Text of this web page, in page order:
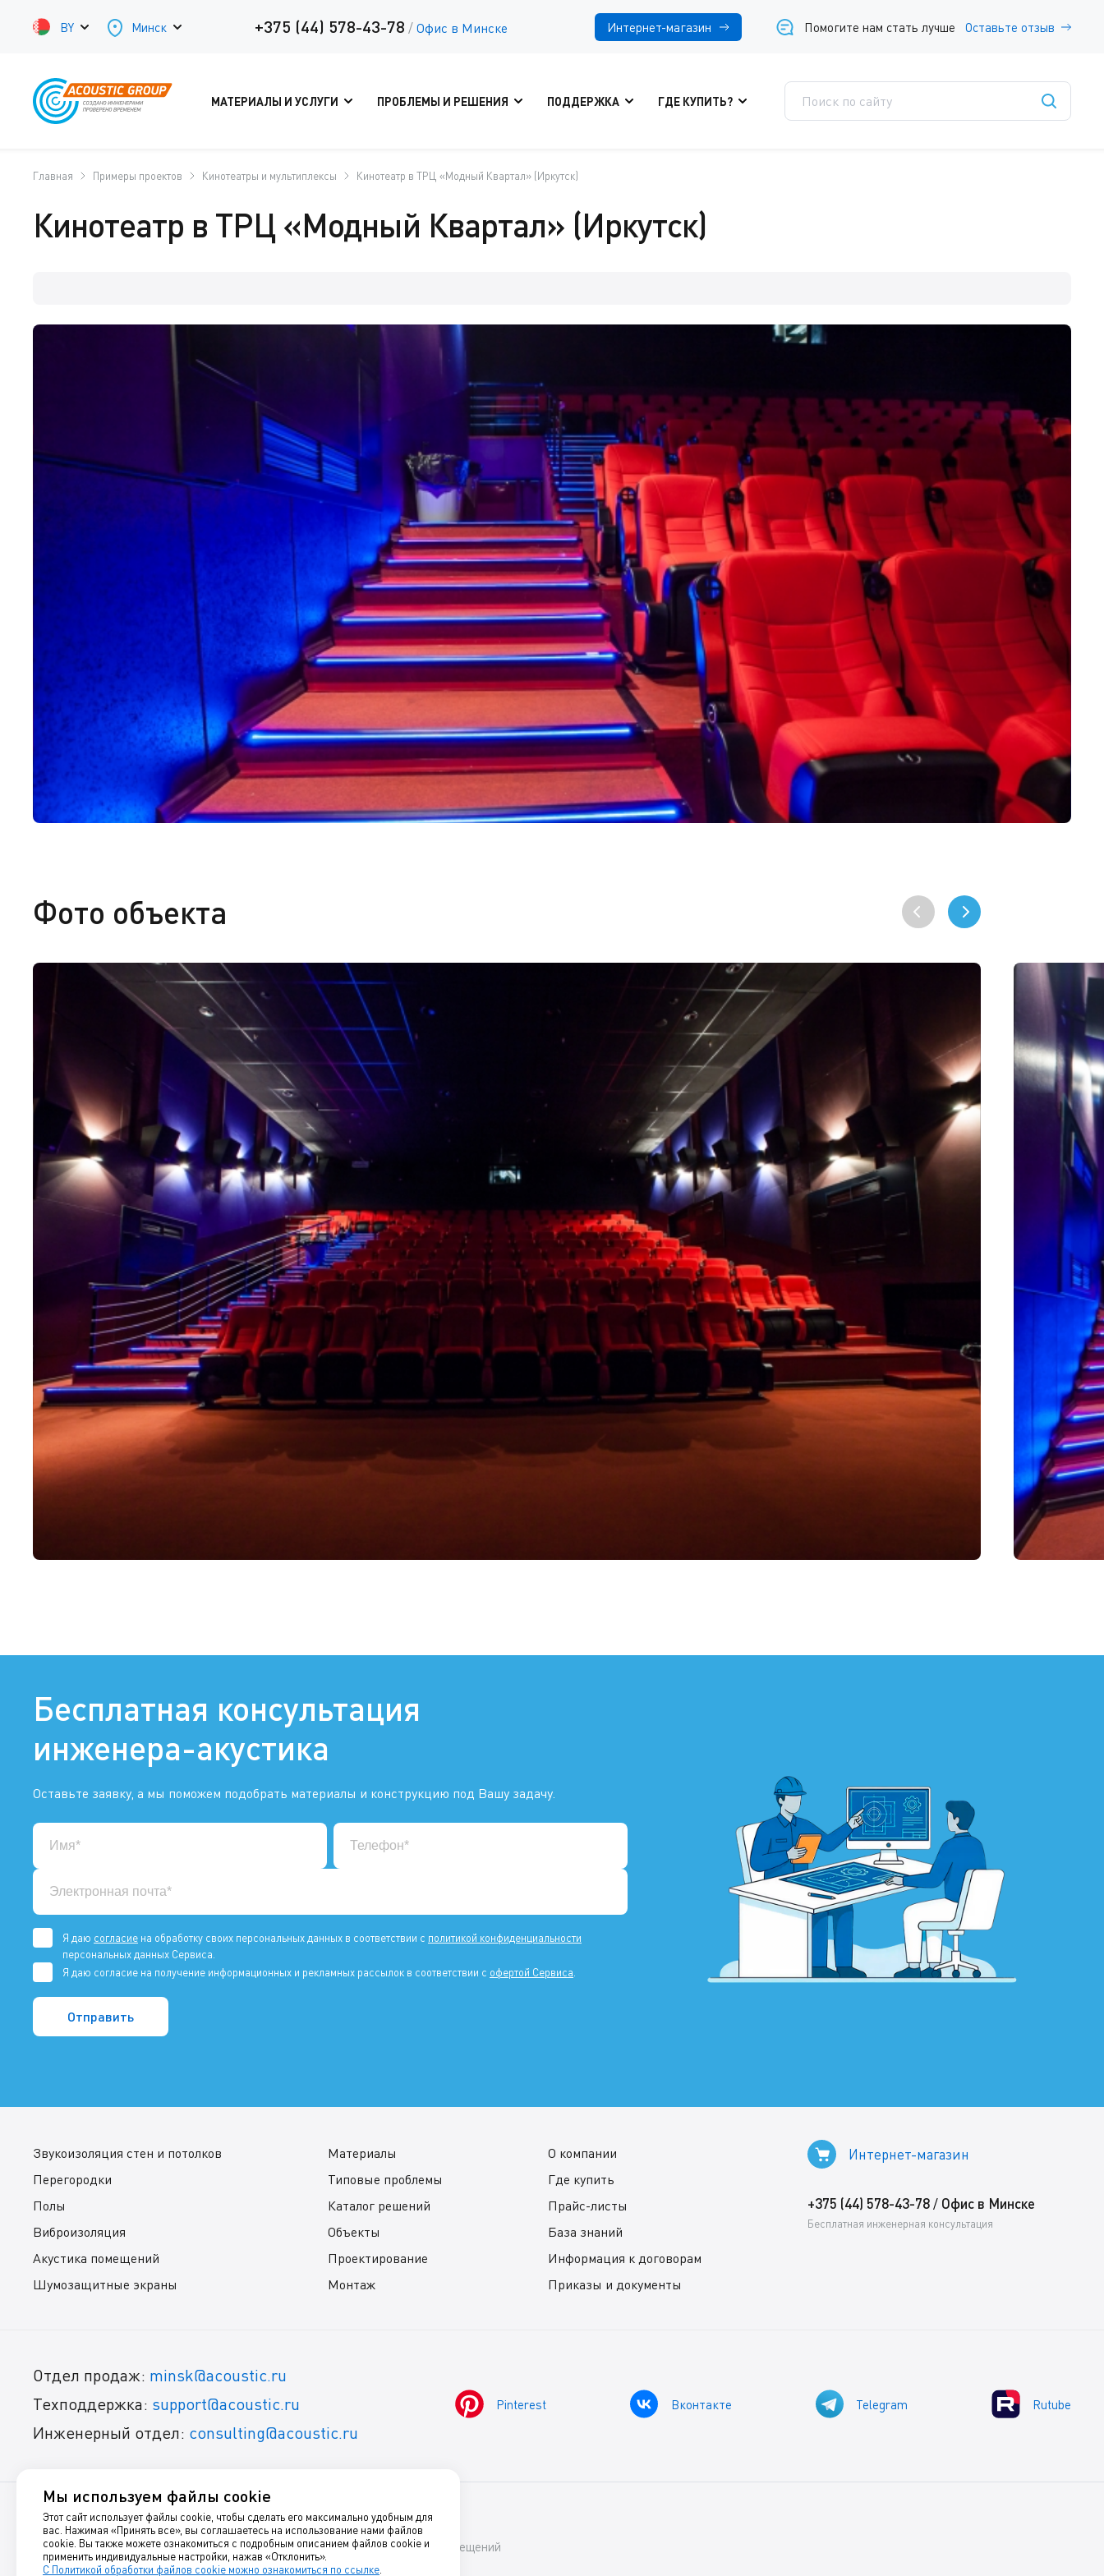
BY Минск +375 (44) 578-43-78 / Офис в Минске Интернет-магазин Помогите нам стать лучше Оставьте отзыв
МАТЕРИАЛЫ И УСЛУГИ ПРОБЛЕМЫ И РЕШЕНИЯ ПОДДЕРЖКА ГДЕ КУПИТЬ?
Главная Примеры проектов Кинотеатры и мультиплексы Кинотеатр в ТРЦ «Модный Квартал» (Иркутск)
Кинотеатр в ТРЦ «Модный Квартал» (Иркутск)
Фото объекта
Бесплатная консультация
инженера-акустика
Оставьте заявку, а мы поможем подобрать материалы и конструкцию под Вашу задачу.
Я даю согласие на обработку своих персональных данных в соответствии с политикой конфиденциальности
персональных данных Сервиса.
Я даю согласие на получение информационных и рекламных рассылок в соответствии с офертой Сервиса
Звукоизоляция стен и потолков
Перегородки
Полы
Виброизоляция
Акустика помещений
Шумозащитные экраны
Материалы
Типовые проблемы
Каталог решений
Объекты
Проектирование
Монтаж
О компании
Где купить
Прайс-листы
База знаний
Информация к договорам
Приказы и документы
Интернет-магазин
+375 (44) 578-43-78 / Офис в Минске
Бесплатная инженерная консультация
Отдел продаж: minsk@acoustic.ru
Техподдержка: support@acoustic.ru
Инженерный отдел: consulting@acoustic.ru
Pinterest Вконтакте Telegram Rutube
© 1999-2025, Акустик Групп
Звукоизоляция, шумоизоляция, виброизоляция и акустический комфорт помещений
Мы используем файлы cookie
Этот сайт использует файлы cookie, чтобы сделать его максимально удобным для
вас. Нажимая «Принять все», вы соглашаетесь на использование нами файлов
cookie. Вы также можете ознакомиться с подробным описанием файлов cookie и
применить индивидуальные настройки, нажав «Отклонить».
С Политикой обработки файлов cookie можно ознакомиться по ссылке